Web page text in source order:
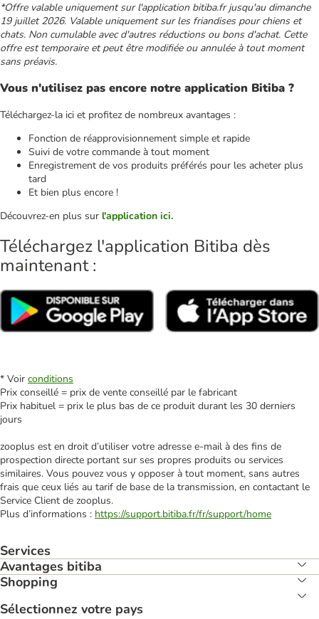
*Offre valable uniquement sur l'application bitiba.fr jusqu'au dimanche
19 juillet 2026. Valable uniquement sur les friandises pour chiens et
chats. Non cumulable avec d'autres réductions ou bons d'achat. Cette
offre est temporaire et peut être modifiée ou annulée à tout moment
sans préavis.
Vous n'utilisez pas encore notre application Bitiba ?
Téléchargez-la ici et profitez de nombreux avantages :
Fonction de réapprovisionnement simple et rapide
Suivi de votre commande à tout moment
Enregistrement de vos produits préférés pour les acheter plus
tard
Et bien plus encore !
Découvrez-en plus sur l'application ici.
Téléchargez l'application Bitiba dès
maintenant :
* Voir conditions
Prix conseillé = prix de vente conseillé par le fabricant
Prix habituel = prix le plus bas de ce produit durant les 30 derniers
jours
zooplus est en droit d’utiliser votre adresse e‑mail à des fins de
prospection directe portant sur ses propres produits ou services
similaires. Vous pouvez vous y opposer à tout moment, sans autres
frais que ceux liés au tarif de base de la transmission, en contactant le
Service Client de zooplus.
Plus d’informations : https://support.bitiba.fr/fr/support/home
Services
Avantages bitiba
Shopping
Sélectionnez votre pays